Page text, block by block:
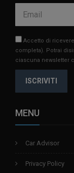
Accetto di
completa). Potrai
ciascuna newsletter
ISCRIVITI
MENU
Car Advisor
Privacy Policy